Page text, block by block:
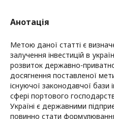
Анотація
Метою даної статті є
залучення інвестицій в
розвиток державно-
досягнення поставленої
існуючої законодавчої бази
сфері портового
Україні є державними
повинно стати